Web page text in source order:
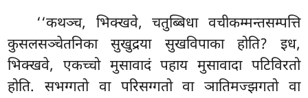
‘‘कथञ्च, भिक्खवे, चतुब्बिधा वचीकम्मन्तसम्पत्ति
कुसलसञ्चेतनिका सुखुद्रया सुखविपाका होति? इध,
भिक्खवे, एकच्चो मुसावादं पहाय मुसावादा पटिविरतो
होति. सभग्गतो वा परिसग्गतो वा ञातिमज्झगतो वा